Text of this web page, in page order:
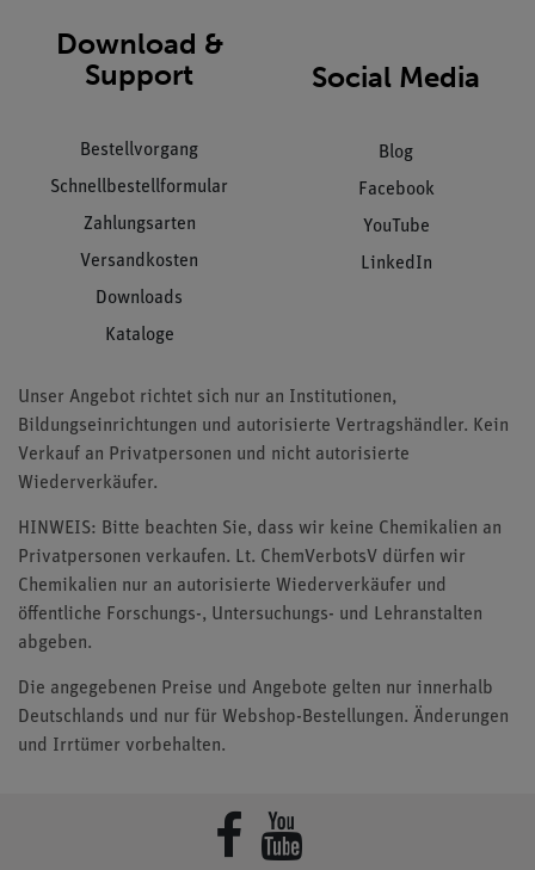
Download &
Support
Bestellvorgang
Schnellbestellformular
Zahlungsarten
Versandkosten
Downloads
Kataloge
Social Media
Blog
Facebook
YouTube
LinkedIn
Unser Angebot richtet sich nur an Institutionen,
Bildungseinrichtungen und autorisierte Vertragshändler. Kein
Verkauf an Privatpersonen und nicht autorisierte
Wiederverkäufer.
HINWEIS: Bitte beachten Sie, dass wir keine Chemikalien an
Privatpersonen verkaufen. Lt. ChemVerbotsV dürfen wir
Chemikalien nur an autorisierte Wiederverkäufer und
öffentliche Forschungs-, Untersuchungs- und Lehranstalten
abgeben.
Die angegebenen Preise und Angebote gelten nur innerhalb
Deutschlands und nur für Webshop-Bestellungen. Änderungen
und Irrtümer vorbehalten.